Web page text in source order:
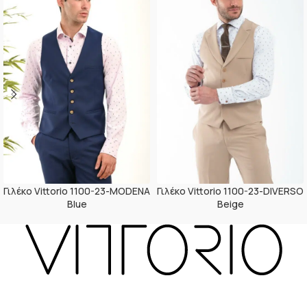
Γιλέκο Vittorio 1100-23-MODENA
Blue
Γιλέκο Vittorio 1100-23-DIVERSO
Beige